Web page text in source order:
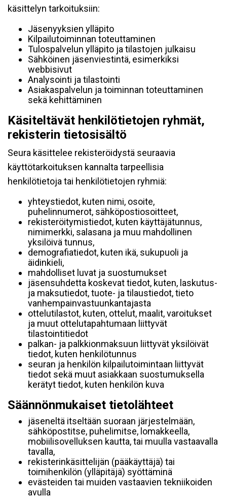
käsittelyn tarkoituksiin:
Jäsenyyksien ylläpito
Kilpailutoiminnan toteuttaminen
Tulospalvelun ylläpito ja tilastojen julkaisu
Sähköinen jäsenviestintä, esimerkiksi
webbisivut
Analysointi ja tilastointi
Asiakaspalvelun ja toiminnan toteuttaminen
sekä kehittäminen
Käsiteltävät henkilötietojen ryhmät,
rekisterin tietosisältö
Seura käsittelee rekisteröidystä seuraavia
käyttötarkoituksen kannalta tarpeellisia
henkilötietoja tai henkilötietojen ryhmiä:
yhteystiedot, kuten nimi, osoite,
puhelinnumerot, sähköpostiosoitteet,
rekisteröitymistiedot, kuten käyttäjätunnus,
nimimerkki, salasana ja muu mahdollinen
yksilöivä tunnus,
demografiatiedot, kuten ikä, sukupuoli ja
äidinkieli,
mahdolliset luvat ja suostumukset
jäsensuhdetta koskevat tiedot, kuten, laskutus-
ja maksutiedot, tuote- ja tilaustiedot, tieto
vanhempainvastuunkantajasta
ottelutilastot, kuten, ottelut, maalit, varoitukset
ja muut ottelutapahtumaan liittyvät
tilastointitiedot
palkan- ja palkkionmaksuun liittyvät yksilöivät
tiedot, kuten henkilötunnus
seuran ja henkilön kilpailutoimintaan liittyvät
tiedot sekä muut asiakkaan suostumuksella
kerätyt tiedot, kuten henkilön kuva
Säännönmukaiset tietolähteet
jäseneltä itseltään suoraan järjestelmään,
sähköpostitse, puhelimitse, lomakkeella,
mobiilisovelluksen kautta, tai muulla vastaavalla
tavalla,
rekisterinkäsittelijän (pääkäyttäjä) tai
toimihenkilön (ylläpitäjä) syöttäminä
evästeiden tai muiden vastaavien tekniikoiden
avulla